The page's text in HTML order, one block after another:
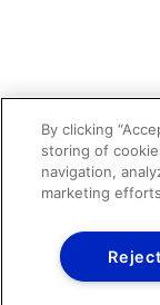
By clicking
storing of
navigation,
marketing